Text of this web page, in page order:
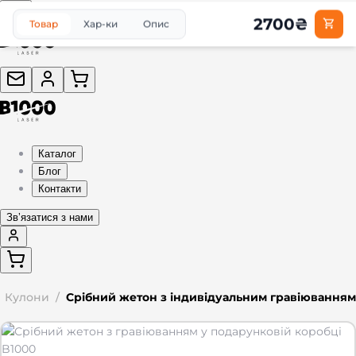
Каталог
Блог
Контакти
Звʼязатися з нами
Кулони / Срібний жетон з індивідуальним гравіюванням
Товар Хар-ки Опис 2700₴